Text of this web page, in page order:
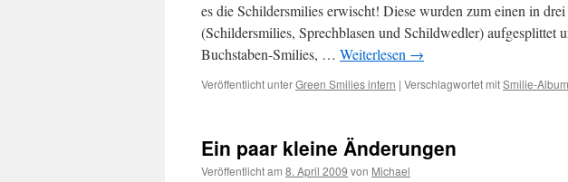
es die Schildersmilies erwischt! Diese wurden zum einen in
(Schildersmilies, Sprechblasen und Schildwedler) aufgesplittet
Buchstaben-Smilies, … Weiterlesen →
Veröffentlicht unterGreen Smilies intern | Verschlagwortet mitSmilie-Album
Ein paar kleine Änderungen
Veröffentlicht am 8. April 2009 von Michael